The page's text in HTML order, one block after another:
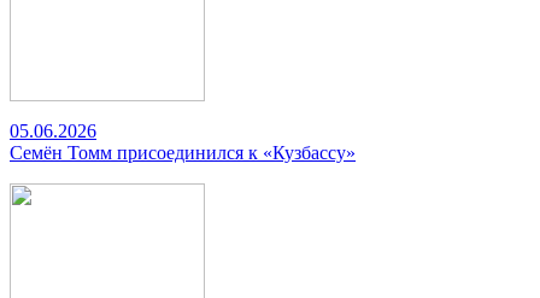
05.06.2026
Семён Томм присоединился к «Кузбассу»